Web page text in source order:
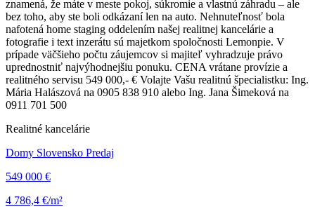
znamená, že máte v meste pokoj, súkromie a vlastnú záhradu – ale
bez toho, aby ste boli odkázaní len na auto. Nehnuteľnosť bola
nafotená home staging oddelením našej realitnej kancelárie a
fotografie i text inzerátu sú majetkom spoločnosti Lemonpie. V
prípade väčšieho počtu záujemcov si majiteľ vyhradzuje právo
uprednostniť najvýhodnejšiu ponuku. CENA vrátane provízie a
realitného servisu 549 000,- € Volajte Vašu realitnú špecialistku: Ing.
Mária Halászová na 0905 838 910 alebo Ing. Jana Šimeková na
0911 701 500
Realitné kancelárie
Domy Slovensko Predaj
549 000 €
4 786,4 €/m²